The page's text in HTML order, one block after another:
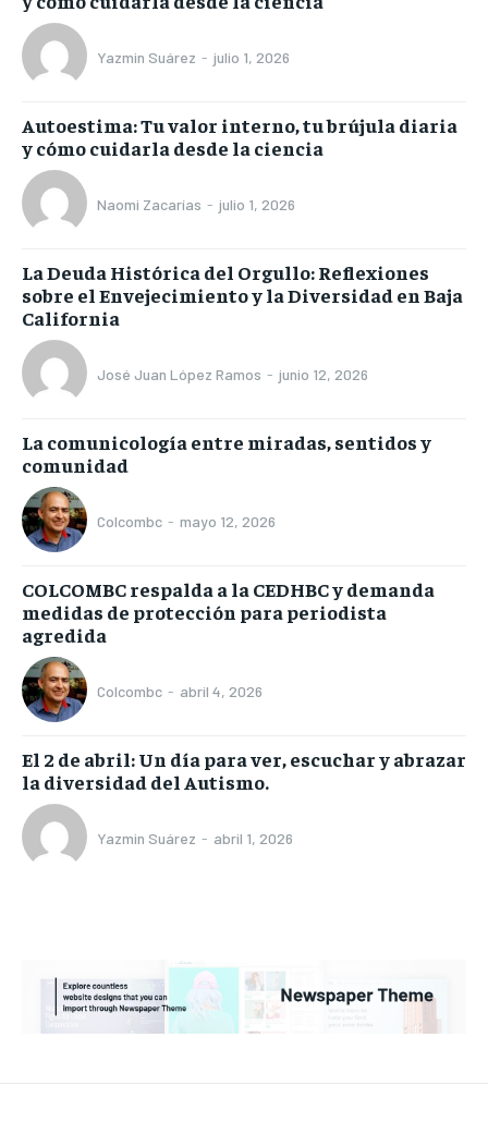
Yazmin Suárez - julio 1, 2026
Autoestima: Tu valor interno, tu brújula diaria
y cómo cuidarla desde la ciencia
Naomi Zacarías - julio 1, 2026
La Deuda Histórica del Orgullo: Reflexiones
sobre el Envejecimiento y la Diversidad en Baja
California
José Juan López Ramos - junio 12, 2026
La comunicología entre miradas, sentidos y
comunidad
Colcombc - mayo 12, 2026
COLCOMBC respalda a la CEDHBC y demanda
medidas de protección para periodista
agredida
Colcombc - abril 4, 2026
El 2 de abril: Un día para ver, escuchar y abrazar
la diversidad del Autismo.
Yazmin Suárez - abril 1, 2026